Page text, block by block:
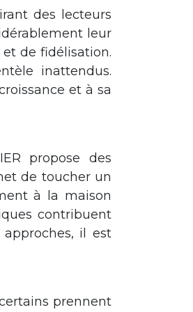
des lecteurs
leur
de fidélisation.
inattendus.
et à sa
propose des
de toucher un
à la maison
contribuent
il est
prennent